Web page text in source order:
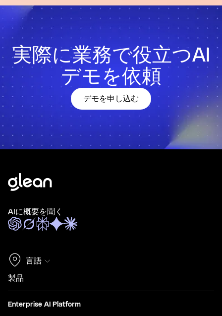
実際に業務で役立つAI
デモを依頼
デモを申し込む
AIに概要を聞く
言語
製品
Enterprise AI Platform